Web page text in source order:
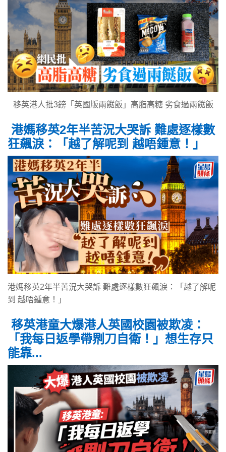
移英港人批3鎊「英國版兩餸飯」高脂高糖 劣食過兩餸飯
港媽移英2年半苦況大哭訴 難處逐樣數
狂飆淚：「越了解呢到 越唔鍾意！」
港媽移英2年半苦況大哭訴 難處逐樣數狂飆淚：「越了解呢
到 越唔鍾意！」
移英港童大爆港人英國校園被欺凌：
「我每日返學帶𠝹刀自衛！」想生存只
能靠...